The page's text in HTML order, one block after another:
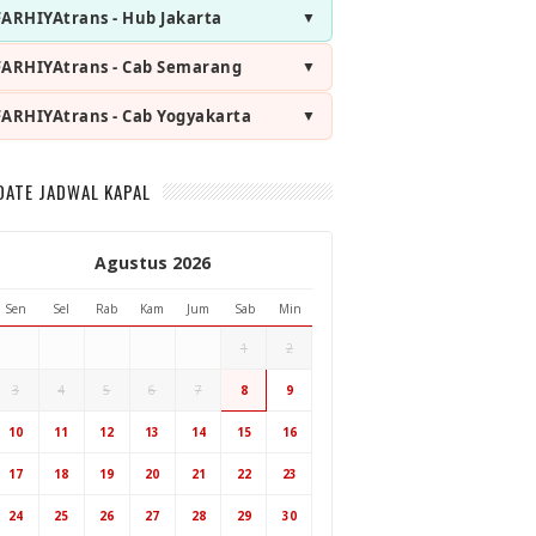
- Hub Jakarta
- Cab Semarang
- Cab Yogyakarta
Cab Yogyakarta
JADWAL KAPAL
Agustus 2026
Sen Sel Rab Kam Jum Sab Min
1 2
3 4 5 6 7 8 9
10 11 12 13 14 15 16
17 18 19 20 21 22 23
24 25 26 27 28 29 30